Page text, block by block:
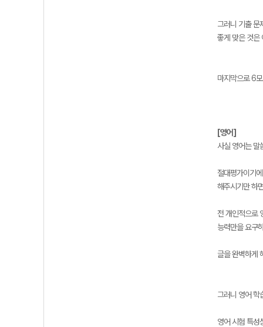
그러니 기출 문
좋게 맞은 것은
마지막으로 6
[영어]
사실 영어는 말
절대평가이기
해주시기만 하
전 개인적으로
능력만을 요구
글을 완벽하게
그러니 영어 학
영어 시험 특성